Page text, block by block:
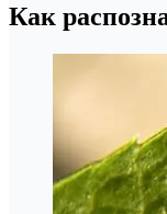
Как